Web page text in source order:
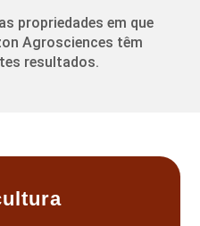
propriedades em que
Agrosciences têm
resultados.